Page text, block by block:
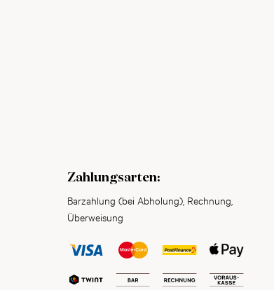
Zahlungsarten:
Barzahlung (bei Abholung), Rechnung,
Überweisung